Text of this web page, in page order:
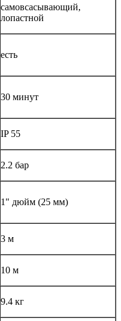
самовсасывающий,
лопастной
есть
30 минут
IP 55
2.2 бар
1" дюйм (25 мм)
3 м
10 м
9.4 кг